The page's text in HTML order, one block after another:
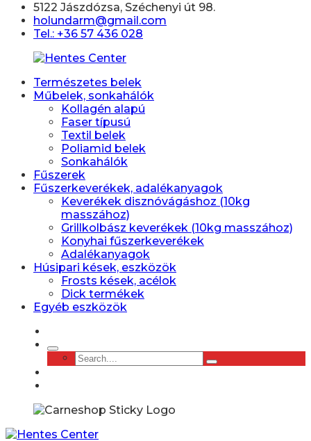
5122 Jászdózsa, Széchenyi út 98.
holundarm@gmail.com
Tel.: +36 57 436 028
Természetes belek
Műbelek, sonkahálók
Kollagén alapú
Faser típusú
Textil belek
Poliamid belek
Sonkahálók
Fűszerek
Fűszerkeverékek, adalékanyagok
Keverékek disznóvágáshoz (10kg
masszához)
Grillkolbász keverékek (10kg masszához)
Konyhai fűszerkeverékek
Adalékanyagok
Húsipari kések, eszközök
Frosts kések, acélok
Dick termékek
Egyéb eszközök